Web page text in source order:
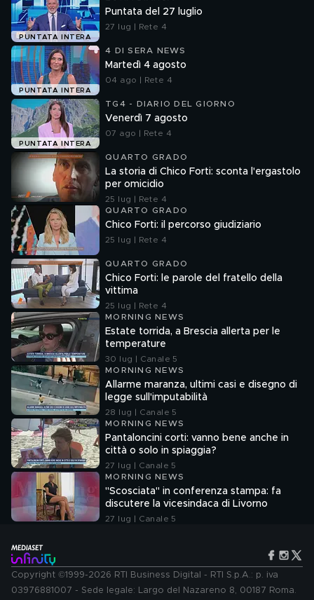
PUNTATA INTERA
Puntata del 27 luglio
27 lug | Rete 4
PUNTATA INTERA
4 DI SERA NEWS
Martedì 4 agosto
04 ago | Rete 4
PUNTATA INTERA
TG4 - DIARIO DEL GIORNO
Venerdì 7 agosto
07 ago | Rete 4
QUARTO GRADO
La storia di Chico Forti: sconta l'ergastolo
per omicidio
25 lug | Rete 4
QUARTO GRADO
Chico Forti: il percorso giudiziario
25 lug | Rete 4
QUARTO GRADO
Chico Forti: le parole del fratello della
vittima
25 lug | Rete 4
MORNING NEWS
Estate torrida, a Brescia allerta per le
temperature
30 lug | Canale 5
MORNING NEWS
Allarme maranza, ultimi casi e disegno di
legge sull'imputabilità
28 lug | Canale 5
MORNING NEWS
Pantaloncini corti: vanno bene anche in
città o solo in spiaggia?
27 lug | Canale 5
MORNING NEWS
"Scosciata" in conferenza stampa: fa
discutere la vicesindaca di Livorno
27 lug | Canale 5
Copyright ©1999-2026 RTI Business Digital - RTI S.p.A.: p. iva
03976881007 - Sede legale: Largo del Nazareno 8, 00187 Roma.